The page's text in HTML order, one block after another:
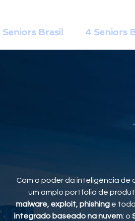
Seniors Brasil 4 Seniors
Com o poder da inteligência de
um amplo portfólio de
malware, exploit, phishing e
integrado baseado na nuvem: o